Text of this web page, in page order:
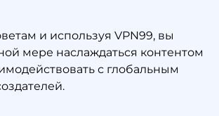
и используя VPN99, вы
мере наслаждаться контентом
с глобальным